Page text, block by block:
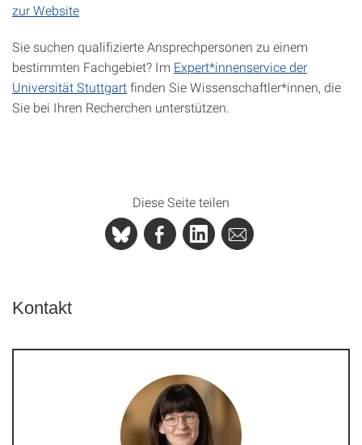
zur Website
Sie suchen qualifizierte Ansprechpersonen zu einem
bestimmten Fachgebiet? Im Expert*innenservice der
Universität Stuttgartfinden Sie Wissenschaftler*innen, die
Sie bei Ihren Recherchen unterstützen.
Diese Seite teilen
Kontakt